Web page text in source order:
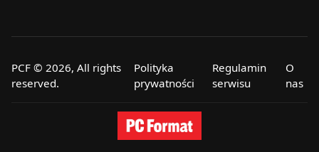
PCF © 2026, All rights
reserved.
Polityka
prywatności
Regulamin
serwisu
O
nas